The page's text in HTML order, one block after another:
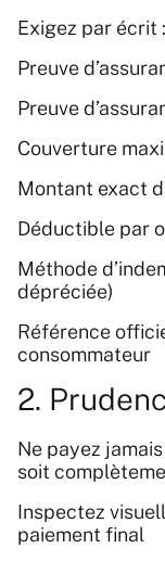
Exigez par écrit :
Preuve
Preuve
Couverture
Montant exact
Déductible par
Méthode
dépréciée)
Référence
consommateur
2.
Ne payez
soit
Inspectez
paiement final